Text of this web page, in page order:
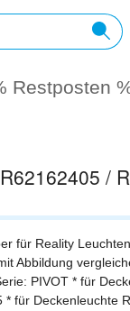
Restposten
/
für Reality
Abbildung
PIVOT * für
* für Deckenleuchte